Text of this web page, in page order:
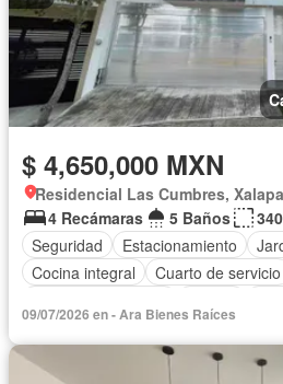
$ 4,650,000 MXN
Residencial Las Cumbres,
4 Recámaras
5 Baños
Seguridad
Estacionamiento
Cocina integral
Cuarto de servicio
Recámara con closet
Conserje
09/07/2026 en - Ara Bienes Raíces